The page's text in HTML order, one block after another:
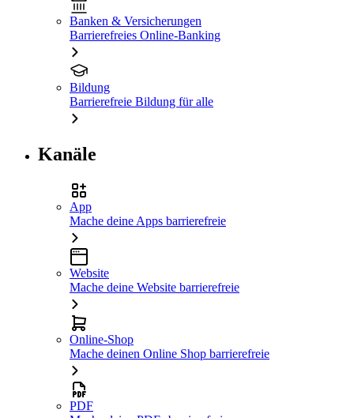
Banken & Versicherungen
Barrierefreies Online-Banking
Bildung
Barrierefreie Bildung für alle
Kanäle
App
Mache deine Apps barrierefreie
Website
Mache deine Website barrierefreie
Online-Shop
Mache deinen Online Shop barrierefreie
PDF